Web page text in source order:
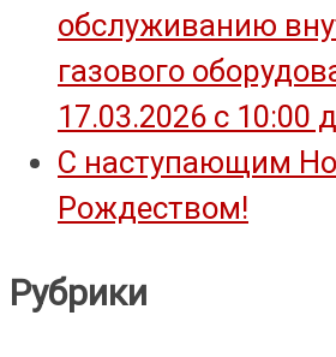
обслуживанию
газового
17.03.2026 с 10:00
С наступающим
Рождеством!
Рубрики